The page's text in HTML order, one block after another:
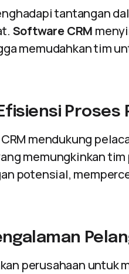
tantangan
Software CRM
memudahkan tim
Proses
mendukung
memungkinkan
potensial,
perusahaan untuk